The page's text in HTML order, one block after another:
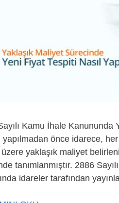
Kamu İhale Kanununda
yapılmadan önce idarece,
yaklaşık maliyet
tanımlanmıştır. 2886
idareler tarafından